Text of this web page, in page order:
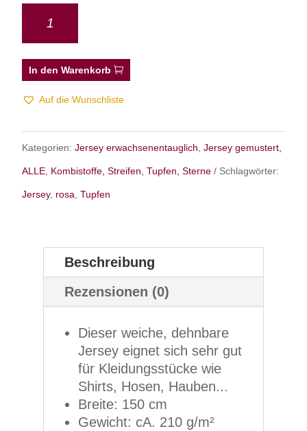
In den Warenkorb
Auf die Wunschliste
Kategorien:Jersey erwachsenentauglich ,Jersey gemustert,
ALLE Kombistoffe, Streifen, Tupfen, Sterne Schlagwörter:
Jersey, rosa ,Tupfen
Beschreibung
Rezensionen (0)
Dieser weiche, dehnbare
Jersey eignet sich sehr gut
für Kleidungsstücke wie
Shirts, Hosen, Hauben...
Breite: 150 cm
Gewicht: cA. 210 g/m²